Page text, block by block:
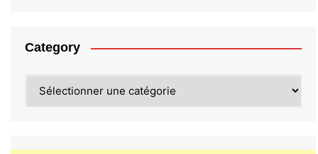
Category